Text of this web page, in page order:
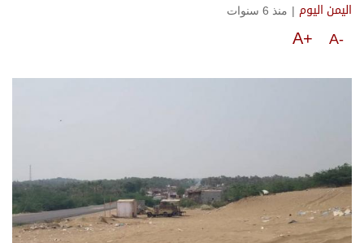
اليمن اليوم | منذ 6 سنوات
A-
A+